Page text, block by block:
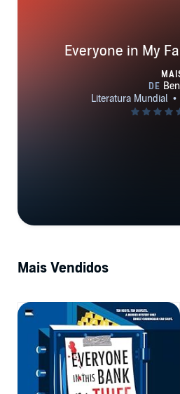
Everyone in My
Mais Vendidos